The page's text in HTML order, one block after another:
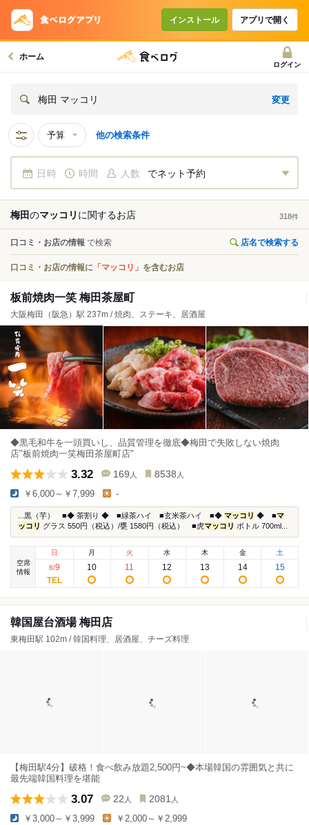
インストール アプリで開く
ホーム
ログイン
梅田 マッコリ 変更
予算 他の検索条件
日時 時間 人数 でネット予約
梅田のマッコリ に関するお店 318件
口コミ・お店の情報 で検索 店名で検索する
口コミ・お店の情報に 「マッコリ」 を含むお店
板前焼肉一笑 梅田茶屋町
大阪梅田（阪急）駅 237m / 焼肉、ステーキ、居酒屋
◆黒毛和牛を一頭買いし、品質管理を徹底◆梅田で失敗しない焼肉
店"板前焼肉一笑梅田茶屋町店"
3.32 169 人 8538 人
￥6,000～￥7,999 -
...黒（芋） ■◆ 茶割り ◆ ■緑茶ハイ ■玄米茶ハイ ■◆ マッコリ ◆ ■マ
ッコリ グラス 550円（税込）/甕 1580円（税込） ■虎マッコリ ボトル 700ml...
空席
情報
日
8/9
月
10
火
11
水
12
木
13
金
14
土
15
韓国屋台酒場 梅田店
東梅田駅 102m / 韓国料理、居酒屋、チーズ料理
【梅田駅4分】破格！食べ飲み放題2,500円~◆本場韓国の雰囲気と共に
最先端韓国料理を堪能
3.07 22 人 2081 人
￥3,000～￥3,999 ￥2,000～￥2,999